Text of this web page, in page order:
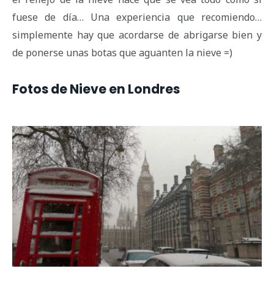
fuese de día… Una experiencia que recomiendo…
simplemente hay que acordarse de abrigarse bien y
de ponerse unas botas que aguanten la nieve =)
Fotos de Nieve en Londres